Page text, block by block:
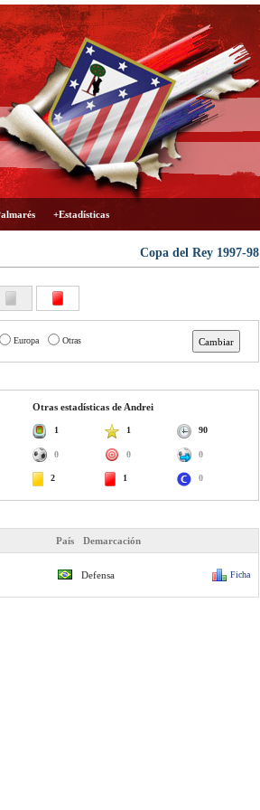
+Estadísticas
Copa del Rey 1997-98
Europa Otras
Otras estadísticas de Andrei
1 1 90
0 0 0
2 1 0
País Demarcación
Defensa Ficha